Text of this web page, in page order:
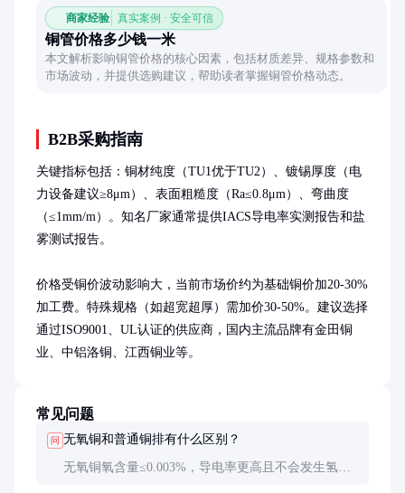
商家经验 真实案例 · 安全可信
铜管价格多少钱一米
本文解析影响铜管价格的核心因素，包括材质差异、规格参数和
市场波动，并提供选购建议，帮助读者掌握铜管价格动态。
B2B采购指南
关键指标包括：铜材纯度（TU1优于TU2）、镀锡厚度（电
力设备建议≥8μm）、表面粗糙度（Ra≤0.8μm）、弯曲度
（≤1mm/m）。知名厂家通常提供IACS导电率实测报告和盐
雾测试报告。
价格受铜价波动影响大，当前市场价约为基础铜价加20-30%
加工费。特殊规格（如超宽超厚）需加价30-50%。建议选择
通过ISO9001、UL认证的供应商，国内主流品牌有金田铜
业、中铝洛铜、江西铜业等。
常见问题
问 无氧铜和普通铜排有什么区别？
无氧铜氧含量≤0.003%，导电率更高且不会发生氢